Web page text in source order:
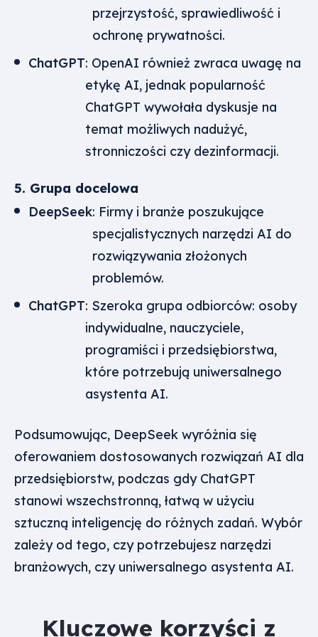
przejrzystość, sprawiedliwość i
ochronę prywatności.
ChatGPT: OpenAI również zwraca uwagę na
etykę AI, jednak popularność
ChatGPT wywołała dyskusje na
temat możliwych nadużyć,
stronniczości czy dezinformacji.
5. Grupa docelowa
DeepSeek: Firmy i branże poszukujące
specjalistycznych narzędzi AI do
rozwiązywania złożonych
problemów.
ChatGPT: Szeroka grupa odbiorców: osoby
indywidualne, nauczyciele,
programiści i przedsiębiorstwa,
które potrzebują uniwersalnego
asystenta AI.
Podsumowując, DeepSeek wyróżnia się
oferowaniem dostosowanych rozwiązań AI dla
przedsiębiorstw, podczas gdy ChatGPT
stanowi wszechstronną, łatwą w użyciu
sztuczną inteligencję do różnych zadań. Wybór
zależy od tego, czy potrzebujesz narzędzi
branżowych, czy uniwersalnego asystenta AI.
Kluczowe korzyści z